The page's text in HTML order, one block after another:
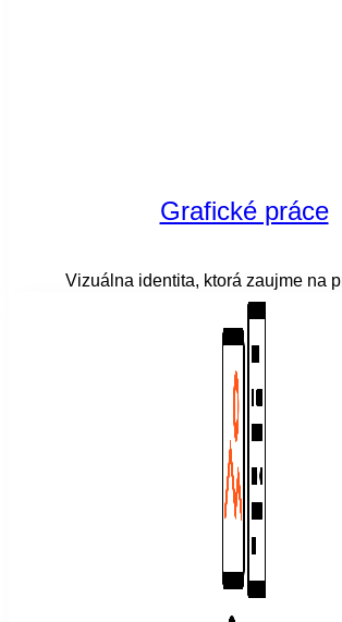
Grafické práce
Vizuálna identita, ktorá zaujme na